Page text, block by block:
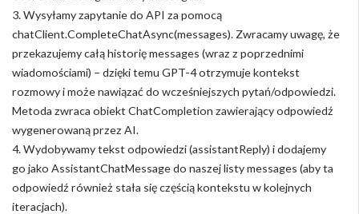
3. Wysyłamy zapytanie do API za pomocą
chatClient.CompleteChatAsync(messages). Zwracamy uwagę, że
przekazujemy całą historię messages (wraz z poprzednimi
wiadomościami) – dzięki temu GPT-4 otrzymuje kontekst
rozmowy i może nawiązać do wcześniejszych pytań/odpowiedzi.
Metoda zwraca obiekt ChatCompletion zawierający odpowiedź
wygenerowaną przez AI.
4. Wydobywamy tekst odpowiedzi (assistantReply) i dodajemy
go jako AssistantChatMessage do naszej listy messages (aby ta
odpowiedź również stała się częścią kontekstu w kolejnych
iteracjach).